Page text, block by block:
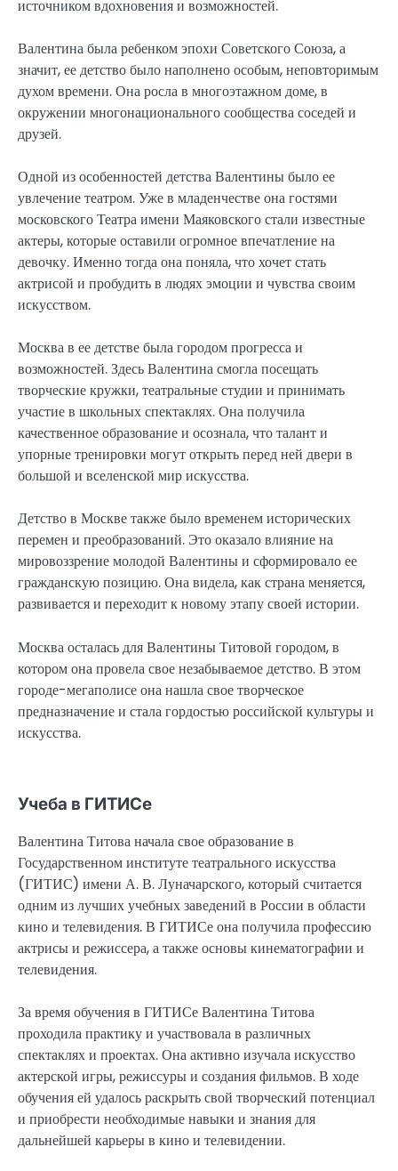
источником вдохновения и возможностей.
Валентина была ребенком эпохи Советского Союза, а
значит, ее детство было наполнено особым, неповторимым
духом времени. Она росла в многоэтажном доме, в
окружении многонационального сообщества соседей и
друзей.
Одной из особенностей детства Валентины было ее
увлечение театром. Уже в младенчестве она гостями
московского Театра имени Маяковского стали известные
актеры, которые оставили огромное впечатление на
девочку. Именно тогда она поняла, что хочет стать
актрисой и пробудить в людях эмоции и чувства своим
искусством.
Москва в ее детстве была городом прогресса и
возможностей. Здесь Валентина смогла посещать
творческие кружки, театральные студии и принимать
участие в школьных спектаклях. Она получила
качественное образование и осознала, что талант и
упорные тренировки могут открыть перед ней двери в
большой и вселенской мир искусства.
Детство в Москве также было временем исторических
перемен и преобразований. Это оказало влияние на
мировоззрение молодой Валентины и сформировало ее
гражданскую позицию. Она видела, как страна меняется,
развивается и переходит к новому этапу своей истории.
Москва осталась для Валентины Титовой городом, в
котором она провела свое незабываемое детство. В этом
городе-мегаполисе она нашла свое творческое
предназначение и стала гордостью российской культуры и
искусства.
Учеба в ГИТИСе
Валентина Титова начала свое образование в
Государственном институте театрального искусства
(ГИТИС) имени А. В. Луначарского, который считается
одним из лучших учебных заведений в России в области
кино и телевидения. В ГИТИСе она получила профессию
актрисы и режиссера, а также основы кинематографии и
телевидения.
За время обучения в ГИТИСе Валентина Титова
проходила практику и участвовала в различных
спектаклях и проектах. Она активно изучала искусство
актерской игры, режиссуры и создания фильмов. В ходе
обучения ей удалось раскрыть свой творческий потенциал
и приобрести необходимые навыки и знания для
дальнейшей карьеры в кино и телевидении.